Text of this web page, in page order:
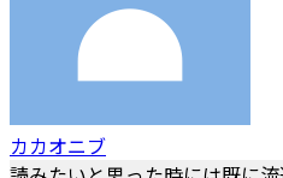
カカオニブ